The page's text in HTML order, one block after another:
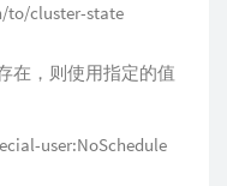
to/cluster-state
在，则使用指定的值
user:NoSchedule